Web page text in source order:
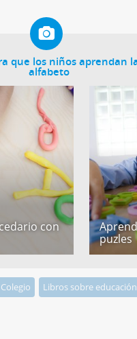
que los niños aprendan
alfabeto
con
puzles
Libros sobre educación